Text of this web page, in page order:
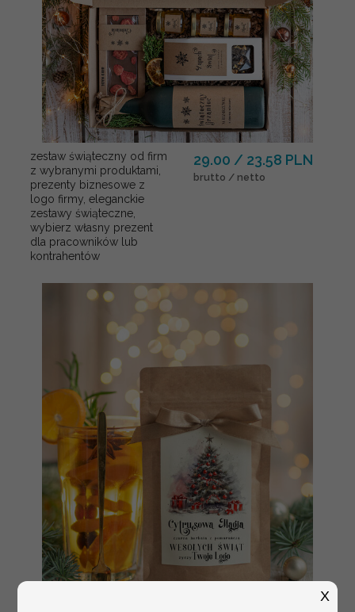
zestaw świąteczny od firm
z wybranymi produktami,
prezenty biznesowe z
logo firmy, eleganckie
zestawy świąteczne,
wybierz własny prezent
dla pracowników lub
kontrahentów
29.00 / 23.58 PLN
brutto / netto
X